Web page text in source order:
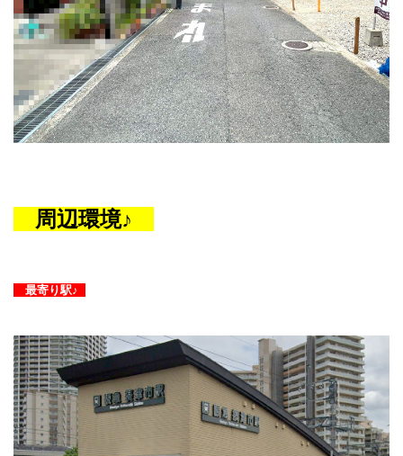
周辺環境♪
最寄り駅♪